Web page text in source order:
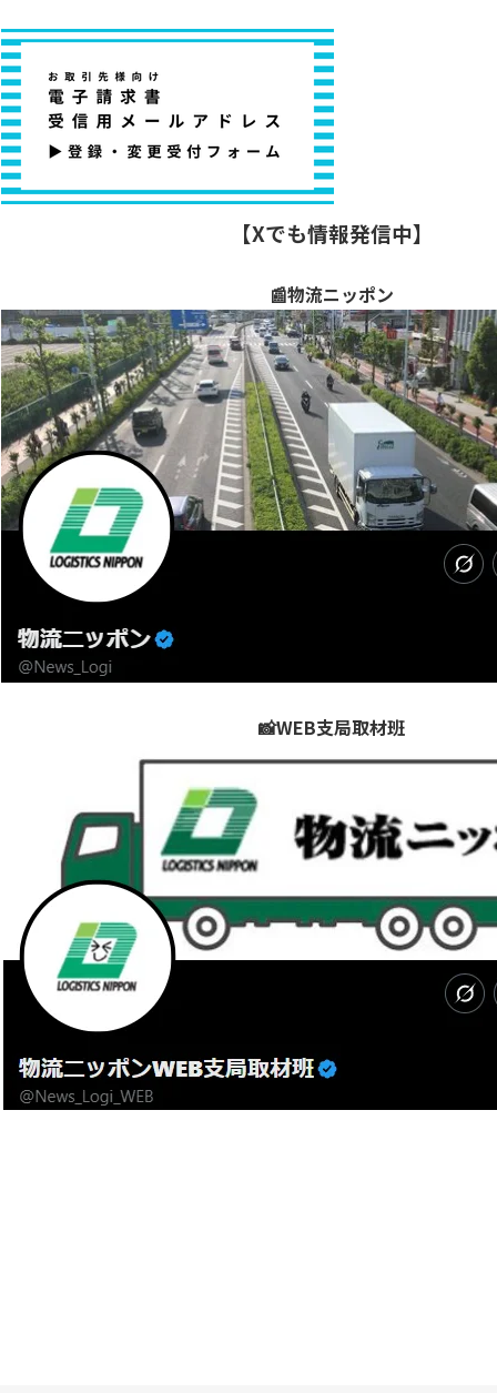
【Xでも情報発信中】
📰物流ニッポン
📸WEB支局取材班